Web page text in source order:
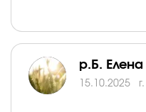
р.Б. Елена
15.10.2025